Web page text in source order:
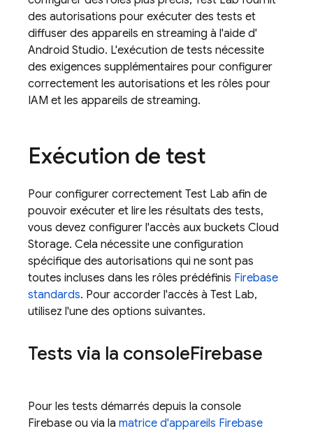
des autorisations pour exécuter des tests et
diffuser des appareils en streaming à l'aide d'
Android Studio. L'exécution de tests nécessite
des exigences supplémentaires pour configurer
correctement les autorisations et les rôles pour
IAM et les appareils de streaming.
Exécution de test
Pour configurer correctement Test Lab afin de
pouvoir exécuter et lire les résultats des tests,
vous devez configurer l'accès aux buckets Cloud
Storage. Cela nécessite une configuration
spécifique des autorisations qui ne sont pas
toutes incluses dans les rôles prédéfinis Firebase
standards. Pour accorder l'accès à Test Lab,
utilisez l'une des options suivantes.
Tests via la consoleFirebase
Pour les tests démarrés depuis la console
Firebase ou via la matrice d'appareils Firebase